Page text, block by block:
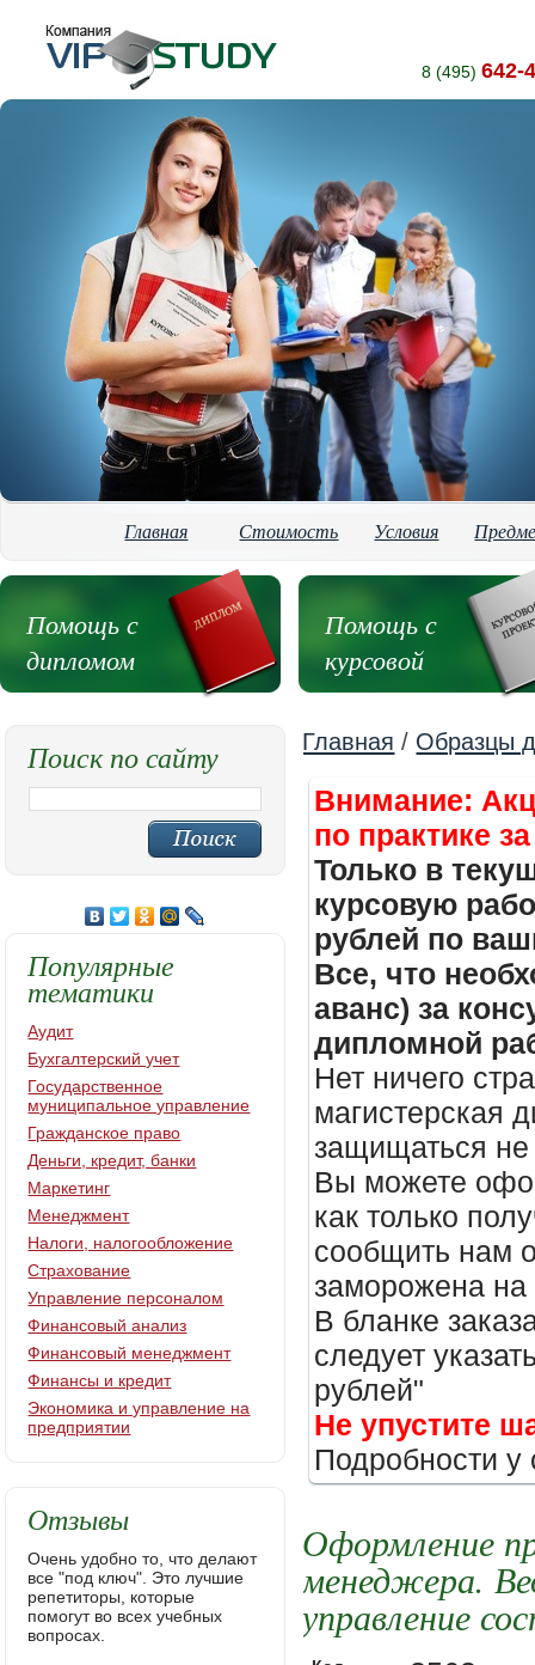
8 (495) 642-
Главная Стоимость Условия
Помощь с
дипломом
Помощь с
курсовой
Главная / Образцы
Внимание:
по практике
Только в
курсовую
рублей по
Все, что
аванс) за
дипломной
Нет ничего
магистерская
защищаться не
Вы можете
как только
сообщить нам
заморожена
В бланке
следует
рублей"
Не упустите
Подробности
Оформление
менеджера.
управление
Поиск по сайту
Популярные
тематики
Аудит
Бухгалтерский учет
Государственное
муниципальное управление
Гражданское право
Деньги, кредит, банки
Маркетинг
Менеджмент
Налоги, налогообложение
Страхование
Управление персоналом
Финансовый анализ
Финансовый менеджмент
Финансы и кредит
Экономика и управление на
предприятии
Отзывы
Очень удобно то, что делают
все "под ключ". Это лучшие
репетиторы, которые
помогут во всех учебных
вопросах.